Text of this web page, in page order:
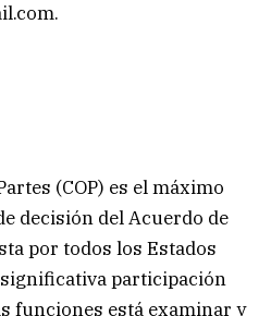
.
(COP) es el máximo
decisión del Acuerdo de
por todos los Estados
participación
funciones está examinar y